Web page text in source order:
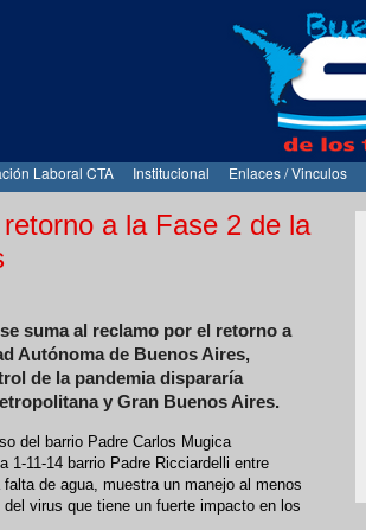
Laboral CTA Institucional Enlaces / Vinculos
a la Fase 2 de la
suma al reclamo por el retorno a
Autónoma de Buenos Aires,
de la pandemia dispararía
y Gran Buenos Aires.
del barrio Padre Carlos Mugica
1-11-14 barrio Padre Ricciardelli entre
de agua, muestra un manejo al menos
virus que tiene un fuerte impacto en los